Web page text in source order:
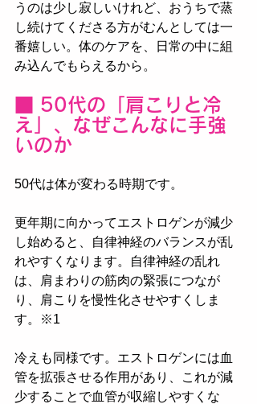
うのは少し寂しいけれど、おうちで蒸
し続けてくださる方がむんとしては一
番嬉しい。体のケアを、日常の中に組
み込んでもらえるから。
■ 50代の「肩こりと冷
え」、なぜこんなに手強
いのか
50代は体が変わる時期です。
更年期に向かってエストロゲンが減少
し始めると、自律神経のバランスが乱
れやすくなります。自律神経の乱れ
は、肩まわりの筋肉の緊張につなが
り、肩こりを慢性化させやすくしま
す。※1
冷えも同様です。エストロゲンには血
管を拡張させる作用があり、これが減
少することで血管が収縮しやすくな